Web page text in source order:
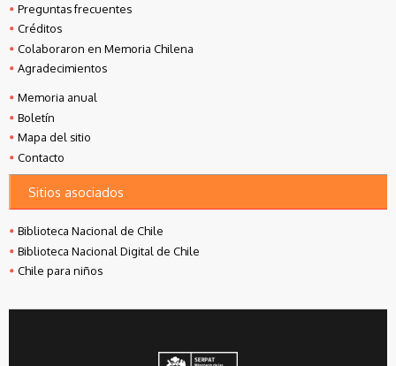
Preguntas frecuentes
Créditos
Colaboraron en Memoria Chilena
Agradecimientos
Memoria anual
Boletín
Mapa del sitio
Contacto
Sitios asociados
Biblioteca Nacional de Chile
Biblioteca Nacional Digital de Chile
Chile para niños